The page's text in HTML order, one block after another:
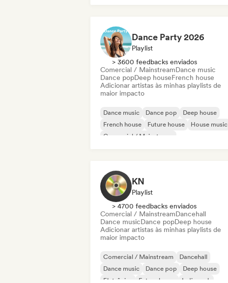
Dance Party 2026
Playlist
> 3600 feedbacks enviados
Comercial / MainstreamDance music
Dance popDeep houseFrench house
Adicionar artistas às minhas playlists de
maior impacto
Dance music Dance pop
Deep house
French house
Future house
House music
Comercial / Mainstream
KN
Playlist
> 4700 feedbacks enviados
Comercial / MainstreamDancehall
Dance musicDance popDeep house
Adicionar artistas às minhas playlists de
maior impacto
Comercial / Mainstream
Dancehall
Dance music
Dance pop
Deep house
Eletrônica
Future house Indie rock